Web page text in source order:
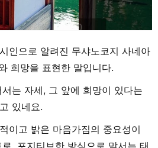
인으로 알려진 무샤노코지 사네아
희망을 표현한 말입니다.
는 자세, 그 앞에 희망이 있다는
있네요.
이고 밝은 마음가짐의 중요성이